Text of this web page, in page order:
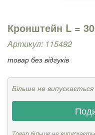
Кронштейн L =
Артикул: 115492
товар без відгуків
Більше не випускається
Товар більше не